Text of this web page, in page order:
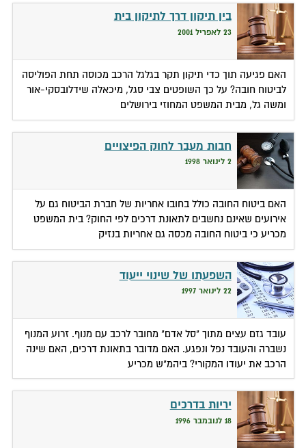
בין תיקון דרך לתיקון בית
23 לאפריל 2001
האם פגיעה תוך כדי תיקון תקר בגלגל הרכב מכוסה תחת הפוליסה
לביטוח חובה? על כך השופטים צבי סגל, מיכאלה שידלובסקי-אור
ומשה גל, מבית המשפט המחוזי בירושלים
חבות מעבר לחוק הפיצויים
2 לינואר 1998
האם ביטוח החובה כולל בחובו אחריות של חברת הביטוח גם על
אירועים שאינם נחשבים לתאונת דרכים לפי החוק? בית המשפט
מכריע כי ביטוח החובה מכסה גם אחריות בנזיק
השפעתו של שינוי ייעוד
22 לינואר 1997
עובד גזם עצים מתוך "סל אדם" מחובר לרכב עם מנוף. זרוע המנוף
נשברה והעובד נפל ונפגע. האם מדובר בתאונת דרכים, האם שינה
הרכב את יעודו המקורי? ביהמ"ש מכריע
יריות בדרכים
18 לנובמבר 1996